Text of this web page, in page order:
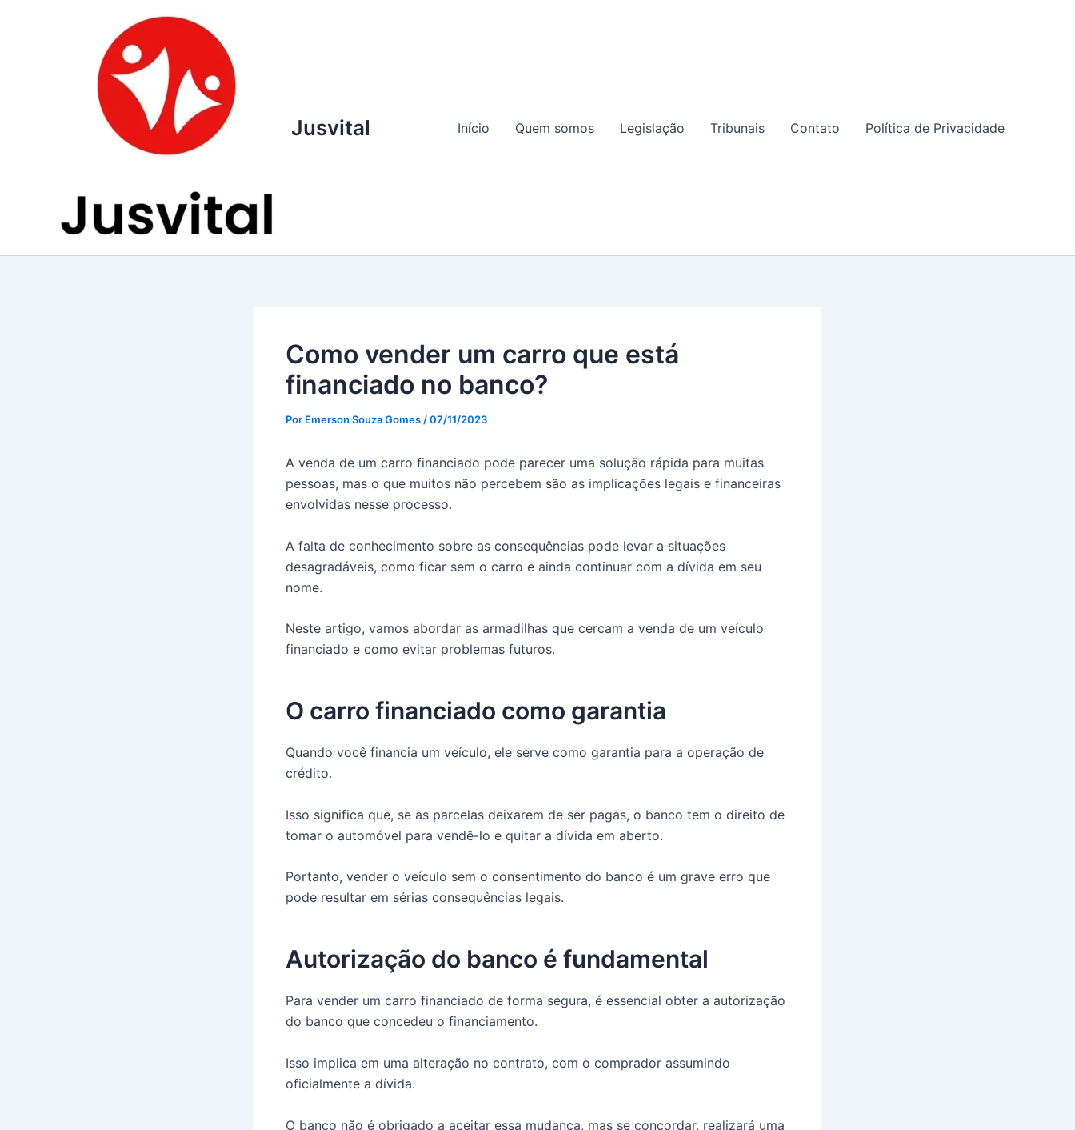
Jusvital Início Quem somos Legislação Tribunais Contato Política de Privacidade
Como vender um carro que está
financiado no banco?
Por Emerson Souza Gomes /07/11/2023
A venda de um carro financiado pode parecer uma solução rápida para muitas
pessoas, mas o que muitos não percebem são as implicações legais e financeiras
envolvidas nesse processo.
A falta de conhecimento sobre as consequências pode levar a situações
desagradáveis, como ficar sem o carro e ainda continuar com a dívida em seu
nome.
Neste artigo, vamos abordar as armadilhas que cercam a venda de um veículo
financiado e como evitar problemas futuros.
O carro financiado como garantia
Quando você financia um veículo, ele serve como garantia para a operação de
crédito.
Isso significa que, se as parcelas deixarem de ser pagas, o banco tem o direito de
tomar o automóvel para vendê-lo e quitar a dívida em aberto.
Portanto, vender o veículo sem o consentimento do banco é um grave erro que
pode resultar em sérias consequências legais.
Autorização do banco é fundamental
Para vender um carro financiado de forma segura, é essencial obter a autorização
do banco que concedeu o financiamento.
Isso implica em uma alteração no contrato, com o comprador assumindo
oficialmente a dívida.
O banco não é obrigado a aceitar essa mudança, mas se concordar, realizará uma